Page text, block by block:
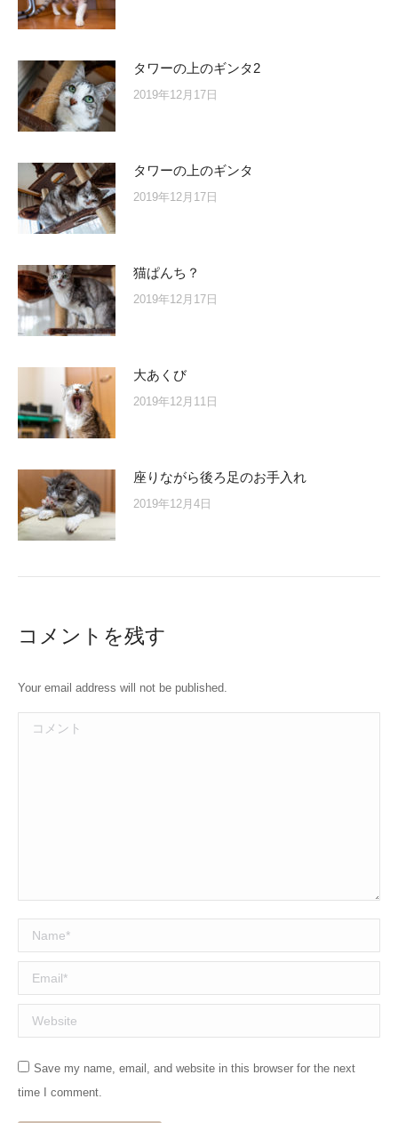
タワーの上のギンタ2
2019年12月17日
タワーの上のギンタ
2019年12月17日
猫ぱんち？
2019年12月17日
大あくび
2019年12月11日
座りながら後ろ足のお手入れ
2019年12月4日
コメントを残す
Your email address will not be published.
コメント
Name *
Email *
Website
Save my name, email, and website in this browser for the next
time I comment.